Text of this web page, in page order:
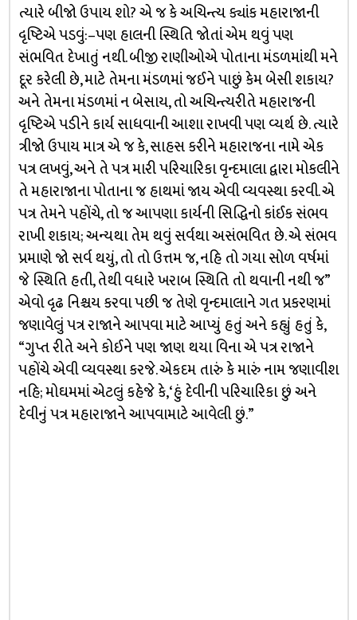
ત્યારે બીજો ઉપાય શો? એ જ કે અચિન્ત્ય ક્યાંક મહારાજાની
દૃષ્ટિએ પડવું:–પણ હાલની સ્થિતિ જોતાં એમ થવું પણ
સંભવિત દેખાતું નથી. બીજી રાણીઓએ પોતાના મંડળમાંથી મને
દૂર કરેલી છે, માટે તેમના મંડળમાં જઈને પાછું કેમ બેસી શકાય?
અને તેમના મંડળમાં ન બેસાય, તો અચિન્ત્યરીતે મહારાજની
દૃષ્ટિએ પડીને કાર્ય સાધવાની આશા રાખવી પણ વ્યર્થ છે. ત્યારે
ત્રીજો ઉપાય માત્ર એ જ કે, સાહસ કરીને મહારાજના નામે એક
પત્ર લખવું, અને તે પત્ર મારી પરિચારિકા વૃન્દમાલા દ્વારા મોકલીને
તે મહારાજાના પોતાના જ હાથમાં જાય એવી વ્યવસ્થા કરવી. એ
પત્ર તેમને પહોંચે, તો જ આપણા કાર્યની સિદ્ધિનો કાંઈક સંભવ
રાખી શકાય; અન્યથા તેમ થવું સર્વથા અસંભવિત છે. એ સંભવ
પ્રમાણે જો સર્વ થયું, તો તો ઉત્તમ જ, નહિ તો ગયા સોળ વર્ષમાં
જે સ્થિતિ હતી, તેથી વધારે ખરાબ સ્થિતિ તો થવાની નથી જ”
એવો દૃઢ નિશ્ચય કરવા પછી જ તેણે વૃન્દમાલાને ગત પ્રકરણમાં
જણાવેલું પત્ર રાજાને આપવા માટે આપ્યું હતું અને કહ્યું હતું કે,
“ગુપ્ત રીતે અને કોઈને પણ જાણ થયા વિના એ પત્ર રાજાને
પહોંચે એવી વ્યવસ્થા કરજે. એકદમ તારું કે મારું નામ જણાવીશ
નહિ; મોઘમમાં એટલું કહેજે કે, ‘હું દેવીની પરિચારિકા છું અને
દેવીનું પત્ર મહારાજાને આપવામાટે આવેલી છું.”